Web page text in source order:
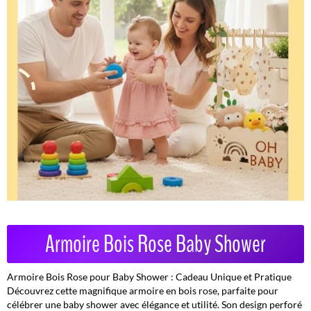
Armoire Bois Rose Baby Shower
Armoire Bois Rose pour Baby Shower : Cadeau Unique et Pratique
Découvrez cette magnifique armoire en bois rose, parfaite pour
célébrer une baby shower avec élégance et utilité. Son design perforé